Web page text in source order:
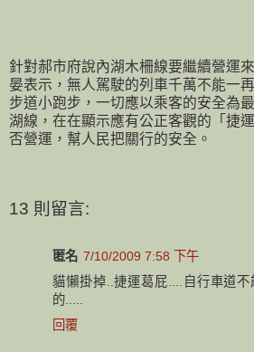
針對郝市府說內湖木柵線要繼續營運
晏表示，無人駕駛的列車千萬不能一
步道小跑步，一切應以乘客的安全為
湖線，在在顯示應有公正客觀的「捷
否營運，幫人民把關行的安全。
13 則留言:
匿名 7/10/2009 7:58 下午
貓懶掛掉..捷運葛屁....自行車道
的.....
回覆